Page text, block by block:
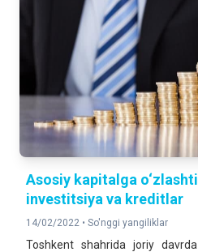
Asosiy kapitalga
investitsiya va kreditlar
14/02/2022 • So'nggi yangiliklar
Toshkent shahrida joriy